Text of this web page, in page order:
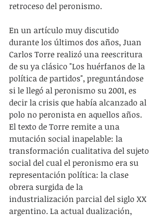
retroceso del peronismo.
En un artículo muy discutido
durante los últimos dos años, Juan
Carlos Torre realizó una reescritura
de su ya clásico "Los huérfanos de la
política de partidos", preguntándose
si le llegó al peronismo su 2001, es
decir la crisis que había alcanzado al
polo no peronista en aquellos años.
El texto de Torre remite a una
mutación social inapelable: la
transformación cualitativa del sujeto
social del cual el peronismo era su
representación política: la clase
obrera surgida de la
industrialización parcial del siglo XX
argentino. La actual dualización,